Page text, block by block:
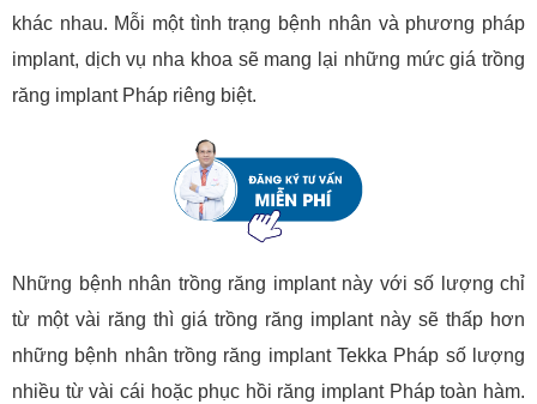
khác nhau. Mỗi một tình trạng bệnh nhân và phương pháp
implant, dịch vụ nha khoa sẽ mang lại những mức giá trồng
răng implant Pháp riêng biệt.
Những bệnh nhân trồng răng implant này với số lượng chỉ
từ một vài răng thì giá trồng răng implant này sẽ thấp hơn
những bệnh nhân trồng răng implant Tekka Pháp số lượng
nhiều từ vài cái hoặc phục hồi răng implant Pháp toàn hàm.